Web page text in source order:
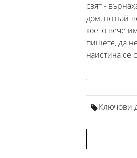
свят -
дом, но най-
което вече
пишете, да
наистина се
Ключови